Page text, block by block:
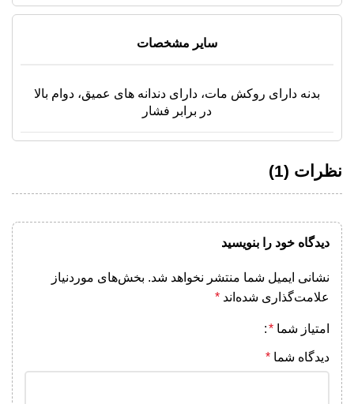
سایر مشخصات
بدنه دارای روکش مات، دارای دندانه های عمیق، دوام بالا
در برابر فشار
نظرات (1)
دیدگاه خود را بنویسید
نشانی ایمیل شما منتشر نخواهد شد. بخش‌های موردنیاز
علامت‌گذاری شده‌اند *
امتیاز شما *
دیدگاه شما *